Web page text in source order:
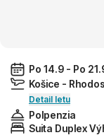
Po 14.9 - Po
Košice - Rhodos
Detail letu
Polpenzia
Suita Duplex